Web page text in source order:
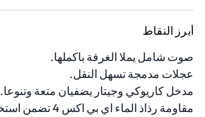
أبرز النقاط
صوت شامل يملا الغرفة باكملها.
عجلات مدمجة تسهل النقل.
مدخل كاريوكي وجيتار يضفيان متعة وتنوعا.
مقاومة رذاذ الماء اي بي اكس 4 تضمن استخداما مريحا.